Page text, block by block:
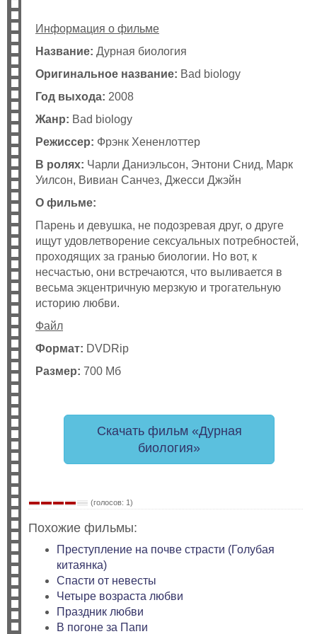
Информация о фильме
Название: Дурная биология
Оригинальное название: Bad biology
Год выхода: 2008
Жанр: Bad biology
Режиссер: Фрэнк Хененлоттер
В ролях: Чарли Даниэльсон, Энтони Снид, Марк
Уилсон, Вивиан Санчез, Джесси Джэйн
О фильме:
Парень и девушка, не подозревая друг, о друге
ищут удовлетворение сексуальных потребностей,
проходящих за гранью биологии. Но вот, к
несчастью, они встречаются, что выливается в
весьма экцентричную мерзкую и трогательную
историю любви.
Файл
Формат: DVDRip
Размер: 700 Мб
Скачать фильм «Дурная
биология»
(голосов: 1)
Похожие фильмы:
Преступление на почве страсти (Голубая
китаянка)
Спасти от невесты
Четыре возраста любви
Праздник любви
В погоне за Папи